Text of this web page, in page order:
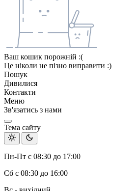
Ваш кошик порожній :(
Це ніколи не пізно виправити :)
Пошук
Дивилися
Контакти
Меню
Зв'язатись з нами
Тема сайту
Пн-Пт с 08:30 до 17:00
Сб с 08:30 до 16:00